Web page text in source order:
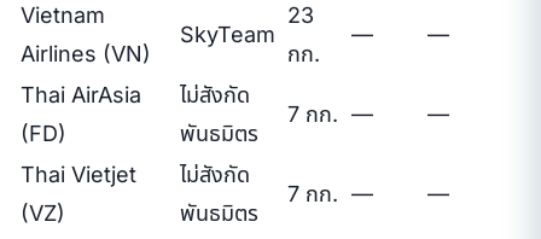
Vietnam
Airlines (VN)
SkyTeam
23
กก.
— —
Thai AirAsia
(FD)
ไม่สังกัด
พันธมิตร
7 กก. — —
Thai Vietjet
(VZ)
ไม่สังกัด
พันธมิตร
7 กก. — —